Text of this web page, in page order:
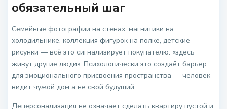
обязательный шаг
Семейные фотографии на стенах, магнитики на
холодильнике, коллекция фигурок на полке, детские
рисунки — всё это сигнализирует покупателю: «здесь
живут другие люди». Психологически это создаёт барьер
для эмоционального присвоения пространства — человек
видит чужой дом а не свой будущий.
Деперсонализация не означает сделать квартиру пустой и